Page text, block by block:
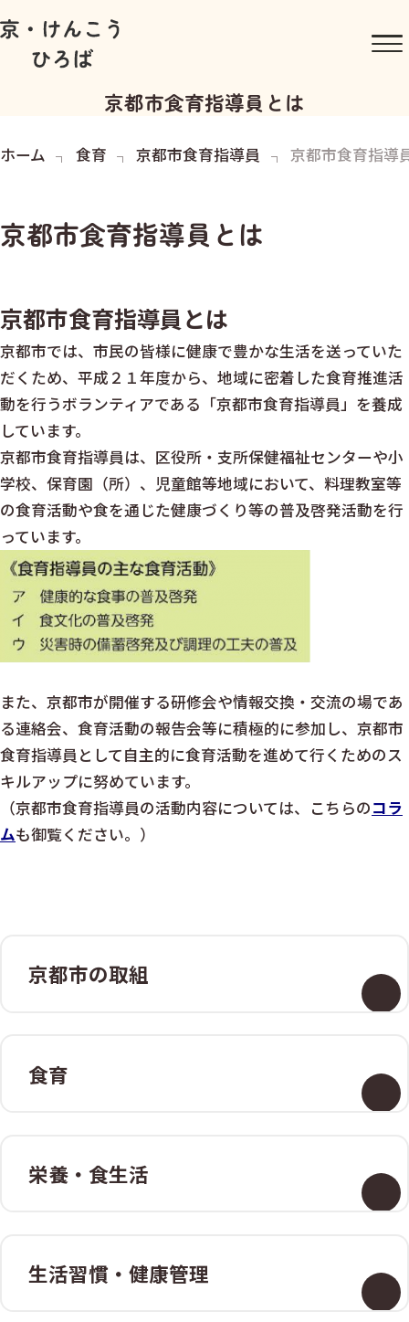
京都市食育指導員とは
ホーム 食育 京都市食育指導員 京都市食育指導
京都市食育指導員とは
京都市食育指導員とは
京都市では、市民の皆様に健康で豊かな生活を送っていた
だくため、平成２１年度から、地域に密着した食育推進活
動を行うボランティアである「京都市食育指導員」を養成
しています。
京都市食育指導員は、区役所・支所保健福祉センターや小
学校、保育園（所）、児童館等地域において、料理教室等
の食育活動や食を通じた健康づくり等の普及啓発活動を行
っています。
また、京都市が開催する研修会や情報交換・交流の場であ
る連絡会、食育活動の報告会等に積極的に参加し、京都市
食育指導員として自主的に食育活動を進めて行くためのス
キルアップに努めています。
（京都市食育指導員の活動内容については、こちらのコラ
ムも御覧ください。）
京都市の取組
食育
栄養・食生活
生活習慣・ 健康管理